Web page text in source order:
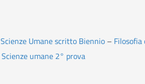
Scienze Umane scritto Biennio–
Scienze umane 2° prova